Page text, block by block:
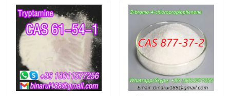
उत्पाद
वीडियो
हमारे बारे में